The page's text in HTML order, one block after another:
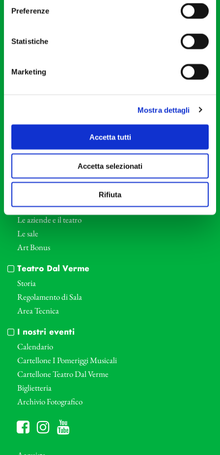
Preferenze
Statistiche
Marketing
Mostra dettagli
Accetta tutti
Accetta selezionati
Rifiuta
Via S. Giovanni sul Muro, 2
Cod. Fisc. 80078650159
Orchestra I Pomeriggi Musicali
Direttore Artistico
Professori d’Orchestra
Eventi Corporate
Le aziende e il teatro
Le sale
Art Bonus
Teatro Dal Verme
Storia
Regolamento di Sala
Area Tecnica
I nostri eventi
Calendario
Cartellone I Pomeriggi Musicali
Cartellone Teatro Dal Verme
Biglietteria
Archivio Fotografico